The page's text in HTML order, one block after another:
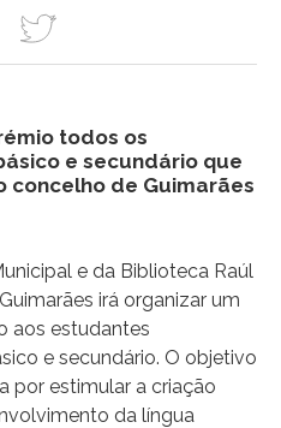
todos os
e secundário que
de Guimarães
e da Biblioteca Raúl
irá organizar um
aos estudantes
e secundário. O objetivo
por estimular a criação
da língua